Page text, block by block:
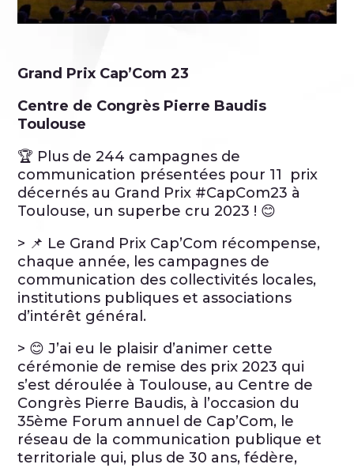
Grand Prix Cap’Com 23
Centre de Congrès Pierre Baudis
Toulouse
🏆 Plus de 244 campagnes de
communication présentées pour 11 prix
décernés au Grand Prix #CapCom23 à
Toulouse, un superbe cru 2023 ! 😊
> 📌 Le Grand Prix Cap’Com récompense,
chaque année, les campagnes de
communication des collectivités locales,
institutions publiques et associations
d’intérêt général.
> 😊 J’ai eu le plaisir d’animer cette
cérémonie de remise des prix 2023 qui
s’est déroulée à Toulouse, au Centre de
Congrès Pierre Baudis, à l’occasion du
35ème Forum annuel de Cap’Com, le
réseau de la communication publique et
territoriale qui, plus de 30 ans, fédère,